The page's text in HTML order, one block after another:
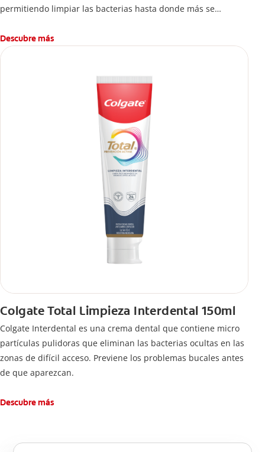
permitiendo limpiar las bacterias hasta donde más se
Descubre más
Colgate Total Limpieza Interdental 150ml
Colgate Interdental es una crema dental que contiene micro
partículas pulidoras que eliminan las bacterias ocultas en las
zonas de difícil acceso. Previene los problemas bucales antes
de que aparezcan.
Descubre más